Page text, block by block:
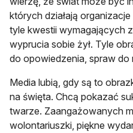
których działają
tyle kwestii wymagających
wyprucia sobie żył. Tyle
do opowiedzenia, spraw do
Media lubią, gdy są to
na święta. Chcą pokazać
twarze. Zaangażowanych
wolontariuszki, piękne